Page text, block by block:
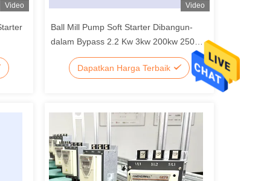
Video Video
Ball Mill Pump Soft Starter Dibangun-
dalam Bypass 2.2 Kw 3kw 200kw 250
Kw 400kw
Dapatkan Harga Terbaik